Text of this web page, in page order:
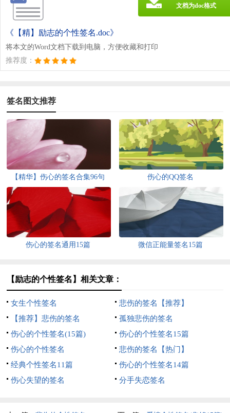
《【精】励志的个性签名.doc》
将本文的Word文档下载到电脑，方便收藏和打印
推荐度：
文档为doc格式
签名图文推荐
【精华】伤心的签名合集96句 伤心的QQ签名
伤心的签名通用15篇 微信正能量签名15篇
【励志的个性签名】相关文章：
女生个性签名
悲伤的签名【推荐】
【推荐】悲伤的签名
孤独悲伤的签名
伤心的个性签名(15篇)
伤心的个性签名15篇
伤心的个性签名
悲伤的签名【热门】
经典个性签名11篇
伤心的个性签名14篇
伤心失望的签名
分手失恋签名